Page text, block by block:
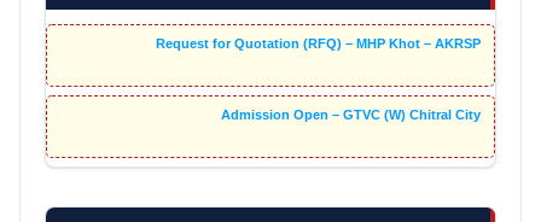
Request for Quotation (RFQ) – MHP Khot – AKRSP
Admission Open – GTVC (W) Chitral City